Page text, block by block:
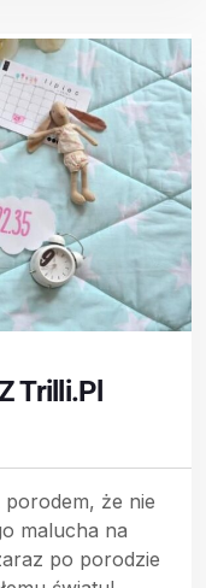
Trilli.pl
porodem, że nie
malucha na
po porodzie